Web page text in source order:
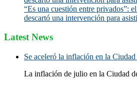
“Es una cuestión entre privados”:
descartó una intervención para
Latest News
Se aceleró la inflación en la
La inflación de julio en la Ciudad